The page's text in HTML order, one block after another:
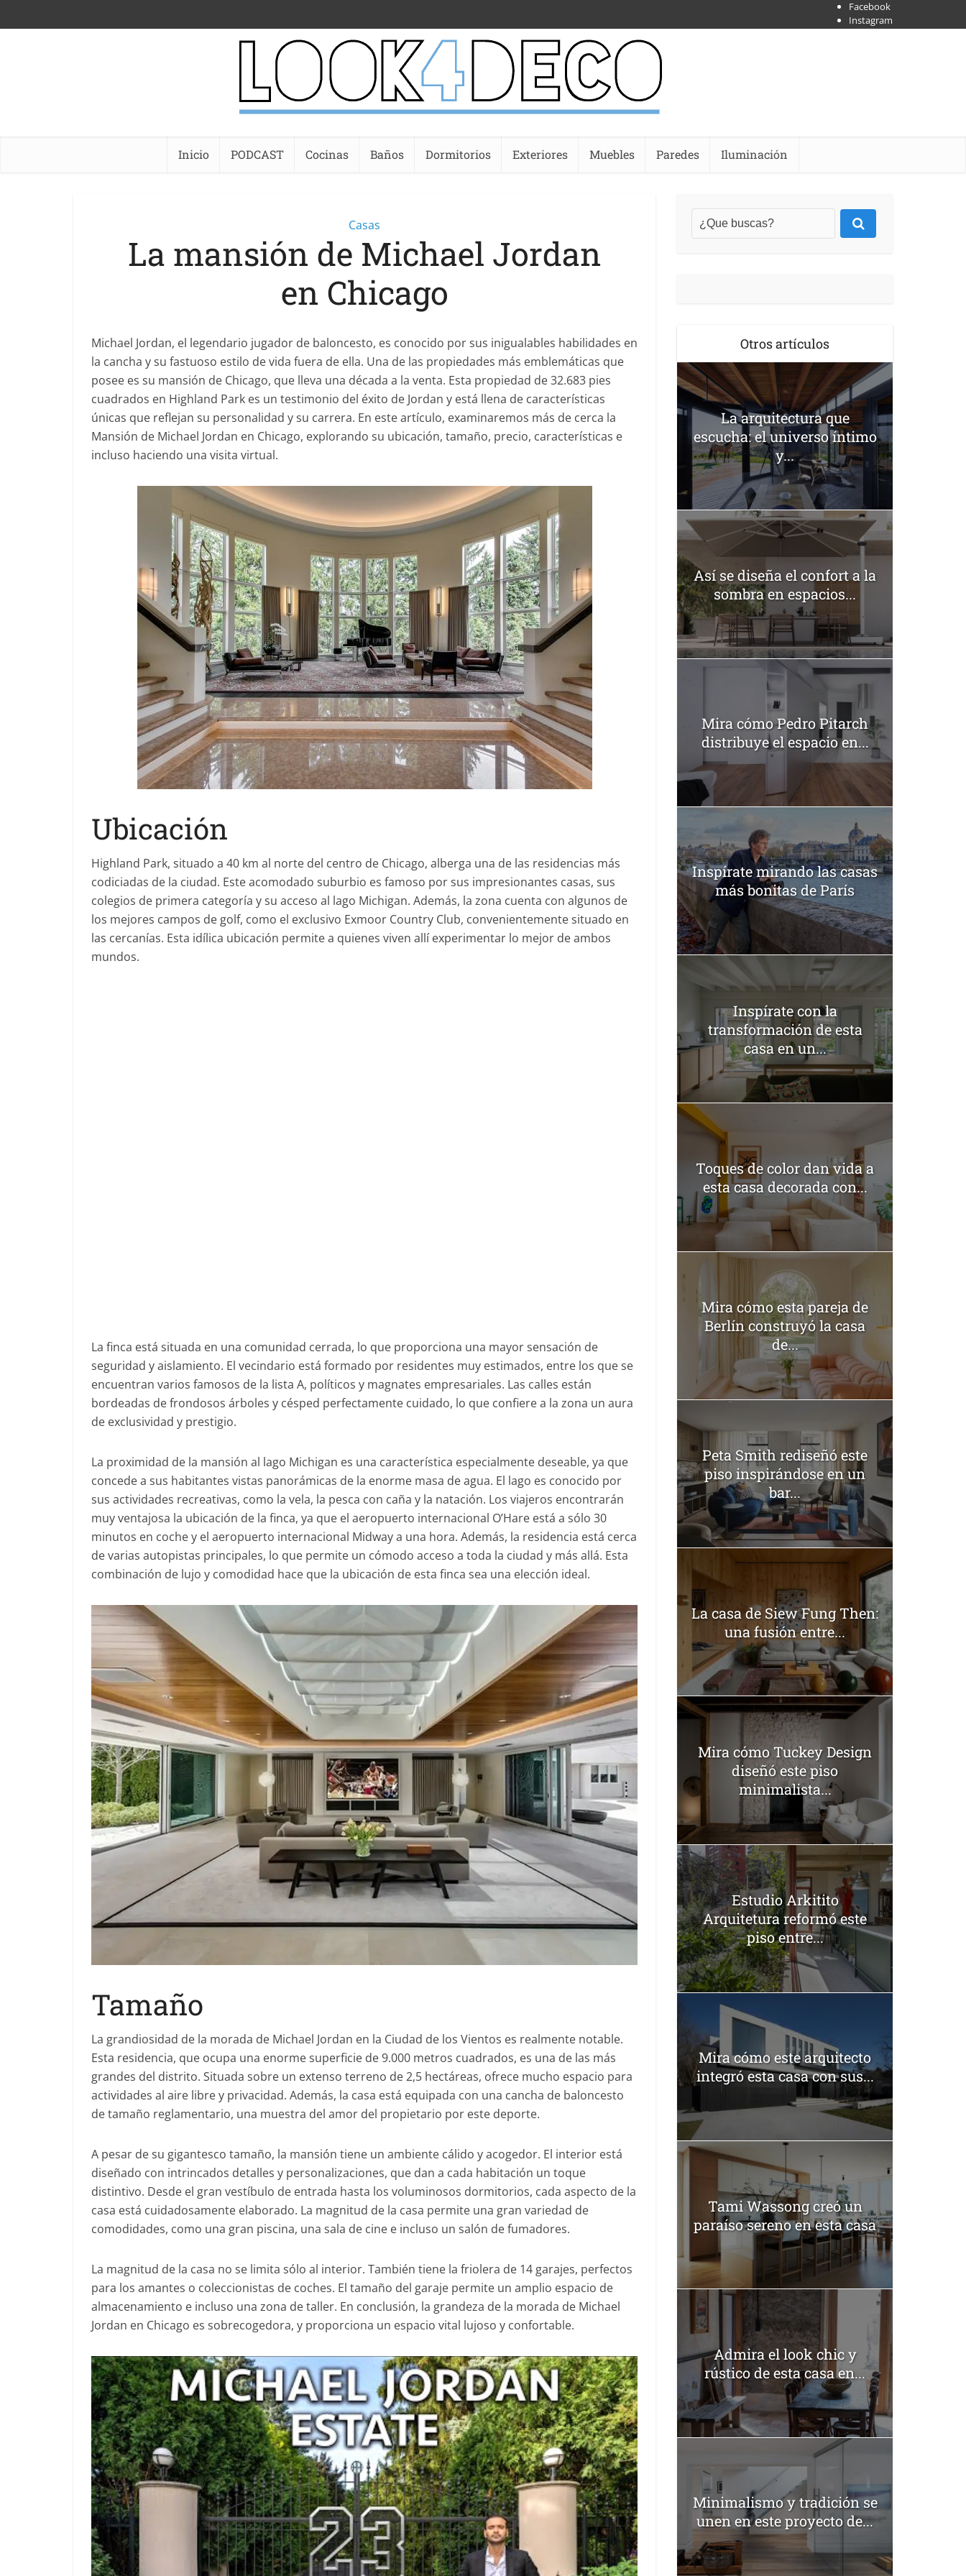
Facebook
Instagram
Inicio PODCAST Cocinas Baños Dormitorios Exteriores Muebles Paredes Iluminación
Casas
La mansión de Michael Jordan
en Chicago
Michael Jordan, el legendario jugador de baloncesto, es conocido por sus inigualables habilidades en
la cancha y su fastuoso estilo de vida fuera de ella. Una de las propiedades más emblemáticas que
posee es su mansión de Chicago, que lleva una década a la venta. Esta propiedad de 32.683 pies
cuadrados en Highland Park es un testimonio del éxito de Jordan y está llena de características
únicas que reflejan su personalidad y su carrera. En este artículo, examinaremos más de cerca la
Mansión de Michael Jordan en Chicago, explorando su ubicación, tamaño, precio, características e
incluso haciendo una visita virtual.
Ubicación
Highland Park, situado a 40 km al norte del centro de Chicago, alberga una de las residencias más
codiciadas de la ciudad. Este acomodado suburbio es famoso por sus impresionantes casas, sus
colegios de primera categoría y su acceso al lago Michigan. Además, la zona cuenta con algunos de
los mejores campos de golf, como el exclusivo Exmoor Country Club, convenientemente situado en
las cercanías. Esta idílica ubicación permite a quienes viven allí experimentar lo mejor de ambos
mundos.
La finca está situada en una comunidad cerrada, lo que proporciona una mayor sensación de
seguridad y aislamiento. El vecindario está formado por residentes muy estimados, entre los que se
encuentran varios famosos de la lista A, políticos y magnates empresariales. Las calles están
bordeadas de frondosos árboles y césped perfectamente cuidado, lo que confiere a la zona un aura
de exclusividad y prestigio.
La proximidad de la mansión al lago Michigan es una característica especialmente deseable, ya que
concede a sus habitantes vistas panorámicas de la enorme masa de agua. El lago es conocido por
sus actividades recreativas, como la vela, la pesca con caña y la natación. Los viajeros encontrarán
muy ventajosa la ubicación de la finca, ya que el aeropuerto internacional O’Hare está a sólo 30
minutos en coche y el aeropuerto internacional Midway a una hora. Además, la residencia está cerca
de varias autopistas principales, lo que permite un cómodo acceso a toda la ciudad y más allá. Esta
combinación de lujo y comodidad hace que la ubicación de esta finca sea una elección ideal.
Tamaño
La grandiosidad de la morada de Michael Jordan en la Ciudad de los Vientos es realmente notable.
Esta residencia, que ocupa una enorme superficie de 9.000 metros cuadrados, es una de las más
grandes del distrito. Situada sobre un extenso terreno de 2,5 hectáreas, ofrece mucho espacio para
actividades al aire libre y privacidad. Además, la casa está equipada con una cancha de baloncesto
de tamaño reglamentario, una muestra del amor del propietario por este deporte.
A pesar de su gigantesco tamaño, la mansión tiene un ambiente cálido y acogedor. El interior está
diseñado con intrincados detalles y personalizaciones, que dan a cada habitación un toque
distintivo. Desde el gran vestíbulo de entrada hasta los voluminosos dormitorios, cada aspecto de la
casa está cuidadosamente elaborado. La magnitud de la casa permite una gran variedad de
comodidades, como una gran piscina, una sala de cine e incluso un salón de fumadores.
La magnitud de la casa no se limita sólo al interior. También tiene la friolera de 14 garajes, perfectos
para los amantes o coleccionistas de coches. El tamaño del garaje permite un amplio espacio de
almacenamiento e incluso una zona de taller. En conclusión, la grandeza de la morada de Michael
Jordan en Chicago es sobrecogedora, y proporciona un espacio vital lujoso y confortable.
Otros artículos
La arquitectura que
escucha: el universo íntimo
y...
Así se diseña el confort a la
sombra en espacios...
Mira cómo Pedro Pitarch
distribuye el espacio en...
Inspírate mirando las casas
más bonitas de París
Inspírate con la
transformación de esta
casa en un...
Toques de color dan vida a
esta casa decorada con...
Mira cómo esta pareja de
Berlín construyó la casa
de...
Peta Smith rediseñó este
piso inspirándose en un
bar...
La casa de Siew Fung Then:
una fusión entre...
Mira cómo Tuckey Design
diseñó este piso
minimalista...
Estudio Arkitito
Arquitetura reformó este
piso entre...
Mira cómo este arquitecto
integró esta casa con sus...
Tami Wassong creó un
paraíso sereno en esta casa
Admira el look chic y
rústico de esta casa en...
Minimalismo y tradición se
unen en este proyecto de...